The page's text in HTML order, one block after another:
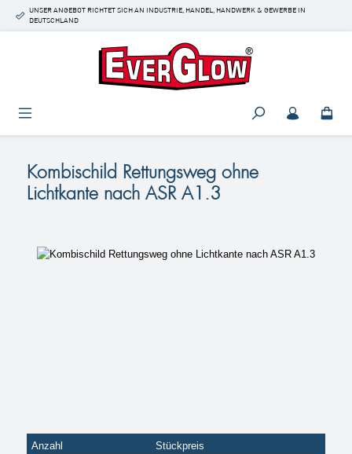
Zum Hauptinhalt springen
UNSER ANGEBOT RICHTET SICH AN INDUSTRIE, HANDEL, HANDWERK & GEWERBE IN
DEUTSCHLAND
Kombischild Rettungsweg ohne
Lichtkante nach ASR A1.3
Bildergalerie überspringen
Anzahl Stückpreis